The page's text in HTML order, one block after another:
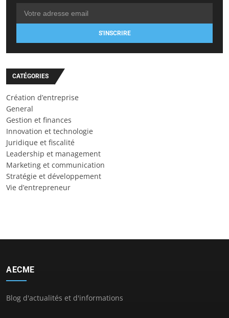
S'INSCRIRE
CATÉGORIES
Création d’entreprise
General
Gestion et finances
Innovation et technologie
Juridique et fiscalité
Leadership et management
Marketing et communication
Stratégie et développement
Vie d’entrepreneur
AECME
Blog d'actualités et d'informations